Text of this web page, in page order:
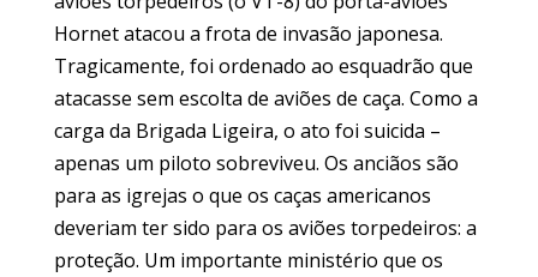
Hornet atacou a frota de invasão japonesa.
Tragicamente, foi ordenado ao esquadrão que
atacasse sem escolta de aviões de caça. Como a
carga da Brigada Ligeira, o ato foi suicida –
apenas um piloto sobreviveu. Os anciãos são
para as igrejas o que os caças americanos
deveriam ter sido para os aviões torpedeiros: a
proteção. Um importante ministério que os